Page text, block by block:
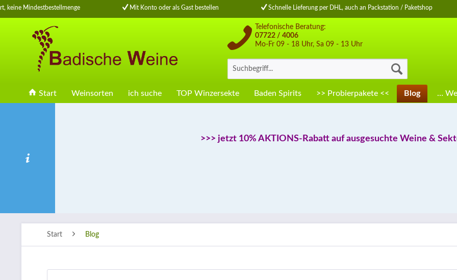
keine Mindestbestellmenge Mit Konto oder als Gast bestellen Schnelle Lieferung per DHL, auch an Packstation / Paketshop
Telefonische Beratung:
07722 / 4006
Mo-Fr 09 - 18 Uhr, Sa 09 - 13 Uhr
Start Weinsorten ich suche TOP Winzersekte Baden Spirits >> Probierpakete << Blog …
>>> jetzt 10% AKTIONS-Rabatt auf ausgesuchte Weine &
Start Blog